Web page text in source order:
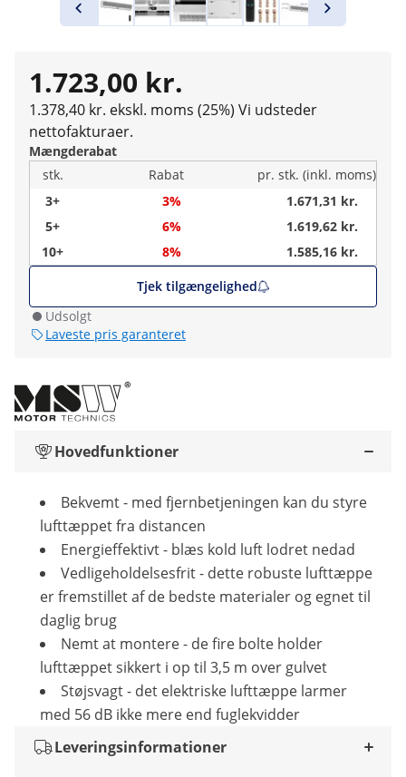
1.723,00 kr.
1.378,40 kr. ekskl. moms (25%) Vi udsteder
nettofakturaer.
Mængderabat
stk.
Rabat
pr. stk. (inkl. moms)
3+
3%
1.671,31 kr.
5+
6%
1.619,62 kr.
10+
8%
1.585,16 kr.
Tjek tilgængelighed
Udsolgt
Laveste pris garanteret
Hovedfunktioner
Bekvemt - med fjernbetjeningen kan du styre
lufttæppet fra distancen
Energieffektivt - blæs kold luft lodret nedad
Vedligeholdelsesfrit - dette robuste lufttæppe
er fremstillet af de bedste materialer og egnet til
daglig brug
Nemt at montere - de fire bolte holder
lufttæppet sikkert i op til 3,5 m over gulvet
Støjsvagt - det elektriske lufttæppe larmer
med 56 dB ikke mere end fuglekvidder
Leveringsinformationer